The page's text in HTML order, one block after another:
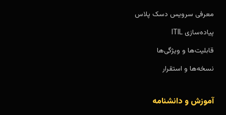
معرفی سرویس دسک پلاس
پیاده‌سازی ITIL
قابلیت‌ها و ویژگی‌ها
نسخه‌ها و استقرار
آموزش و دانشنامه